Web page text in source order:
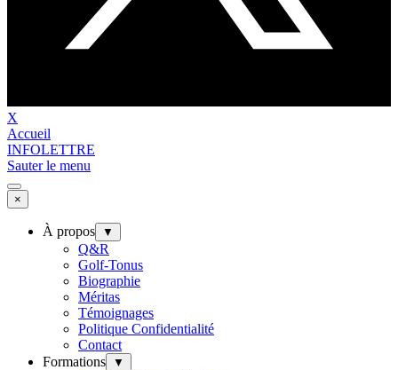
X
Accueil
INFOLETTRE
Sauter le menu
×
À propos ▼
Q&R
Golf-Tonus
Biographie
Méritas
Témoignages
Politique Confidentialité
Contact
Formations
▼